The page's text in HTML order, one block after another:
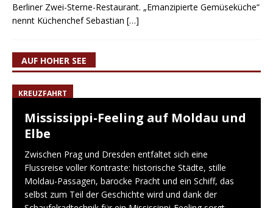
Berliner Zwei-Sterne-Restaurant. „Emanzipierte Gemüseküche“
nennt Küchenchef Sebastian […]
AUF HOHER SEE
KREUZFAHRT
Mississippi-Feeling auf Moldau und
Elbe
Zwischen Prag und Dresden entfaltet sich eine
Flussreise voller Kontraste: historische Städte, stille
Moldau-Passagen, barocke Pracht und ein Schiff, das
selbst zum Teil der Geschichte wird und dank der